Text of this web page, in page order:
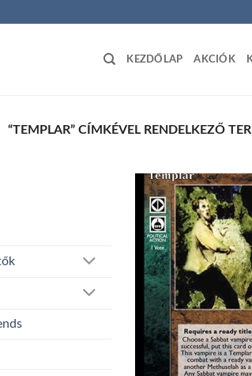
KEZDŐLAP AKCIÓK
“TEMPLAR” CÍMKÉVEL RENDELKEZŐ